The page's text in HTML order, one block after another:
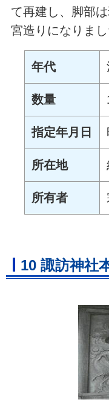
て再建し、脚部
宮造りになりまし
年代
数量
指定年月日
所在地
所有者
10 諏訪神社